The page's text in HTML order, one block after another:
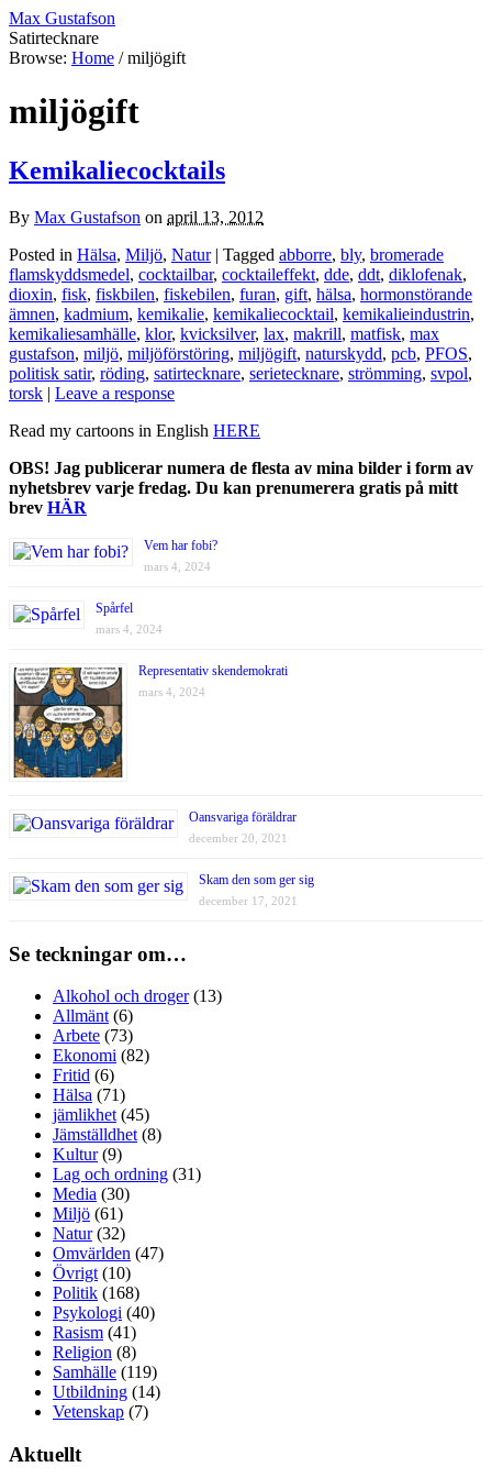
Max Gustafson
Satirtecknare
Browse: Home / miljögift
miljögift
Kemikaliecocktails
By Max Gustafson on april 13, 2012
Posted in Hälsa, Miljö, Natur | Tagged abborre, bly, bromerade
flamskyddsmedel, cocktailbar, cocktaileffekt, dde, ddt, diklofenak,
dioxin, fisk, fiskbilen, fiskebilen, furan, gift, hälsa, hormonstörande
ämnen, kadmium, kemikalie, kemikaliecocktail, kemikalieindustrin,
kemikaliesamhälle, klor, kvicksilver, lax, makrill, matfisk, max
gustafson, miljö, miljöförstöring, miljögift, naturskydd, pcb, PFOS,
politisk satir, röding, satirtecknare, serietecknare, strömming, svpol,
torsk | Leave a response
Read my cartoons in English HERE
OBS! Jag publicerar numera de flesta av mina bilder i form av
nyhetsbrev varje fredag. Du kan prenumerera gratis på mitt
brev HÄR
Vem har fobi?
mars 4, 2024
Spårfel
mars 4, 2024
Representativ skendemokrati
mars 4, 2024
Oansvariga föräldrar
december 20, 2021
Skam den som ger sig
december 17, 2021
Se teckningar om…
Alkohol och droger(13)
Allmänt (6)
Arbete (73)
Ekonomi (82)
Fritid (6)
Hälsa (71)
jämlikhet (45)
Jämställdhet (8)
Kultur(9)
Lag och ordning (31)
Media (30)
Miljö (61)
Natur(32)
Omvärlden (47)
Övrigt (10)
Politik (168)
Psykologi (40)
Rasism (41)
Religion (8)
Samhälle (119)
Utbildning (14)
Vetenskap (7)
Aktuellt